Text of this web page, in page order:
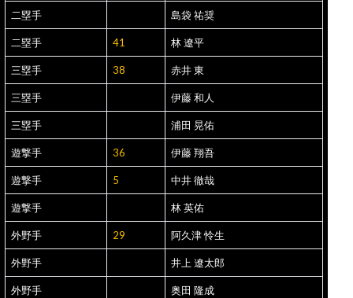
二塁手 島袋 祐奨
二塁手 41 林 遼平
三塁手 38 赤井 東
三塁手 伊藤 和人
三塁手 浦田 晃佑
遊撃手 36 伊藤 翔吾
遊撃手 5 中井 徹哉
遊撃手 林 英佑
外野手 29 阿久津 怜生
外野手 井上 遼太郎
外野手 奥田 隆成